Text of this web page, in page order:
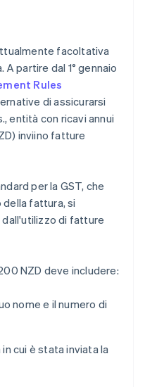
facoltativa
partire dal 1° gennaio
Rules
di assicurarsi
entità con ricavi annui
inviino fatture
per la GST, che
fattura, si
di fatture
NZD deve includere:
nome e il numero di
in cui è stata inviata la